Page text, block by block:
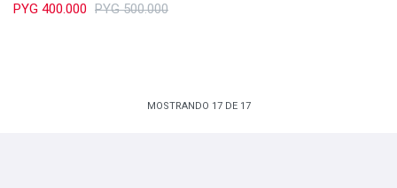
PYG 400.000 PYG 500.000
MOSTRANDO 17DE 17